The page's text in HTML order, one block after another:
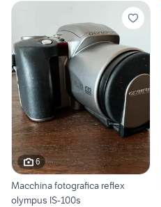
6
Macchina fotografica reflex
olympus IS-100s